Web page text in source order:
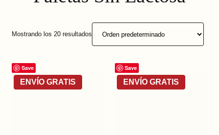
Mostrando los 20 resultados
Save Save